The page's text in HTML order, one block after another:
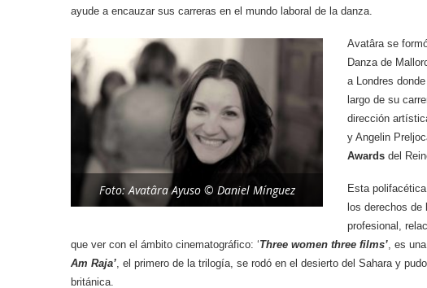
ayude a encauzar sus carreras en el mundo laboral de la danza.
Foto: Avatâra Ayuso © Daniel Mínguez
Avatâra se
Danza de
a Londres
largo de su
dirección
y Angelin
Awards del
Esta
los derechos
profesional,
que ver con el ámbito cinematográfico: ‘Three women three films’, es
Am Raja’, el primero de la trilogía, se rodó en el desierto del Sahara y
británica.